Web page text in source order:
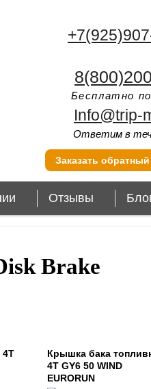
Бесплатно
Info@trip-
Ответим в
Заказать
Отзывы
Brake
4T
Крышка бака
4T GY6 50 WIND
EURORUN